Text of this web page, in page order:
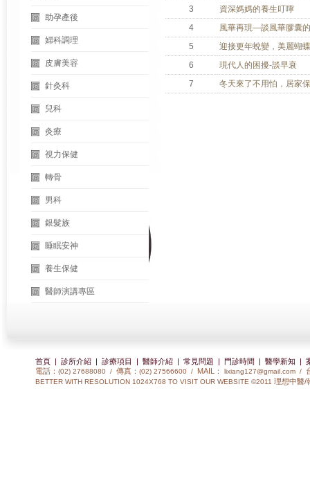
助孕產後
婦科調理
皮膚美容
針灸科
兒科
灸療
視力保健
轉骨
男科
銀髮族
睡眠安神
養生保健
醫師演講專區
3
資深媽媽的養生叮嚀
4
風華再現—談風華膠囊
5
迎接更年蛻變，美麗蝴
6
現代人的困擾-談早衰
7
冬天來了不用怕，居家
首頁| 診所介紹| 診療項目 | 醫師介紹| 常見問題 | 門診時間 | 醫學新知 |
電話： (02) 27688080 / 傳真： (02) 27566600 / MAIL： lixiang127@gmail.com /
BETTER WITH RESOLUTION 1024X768 TO VISIT OUR WEBSITE ©2011 理想中醫/